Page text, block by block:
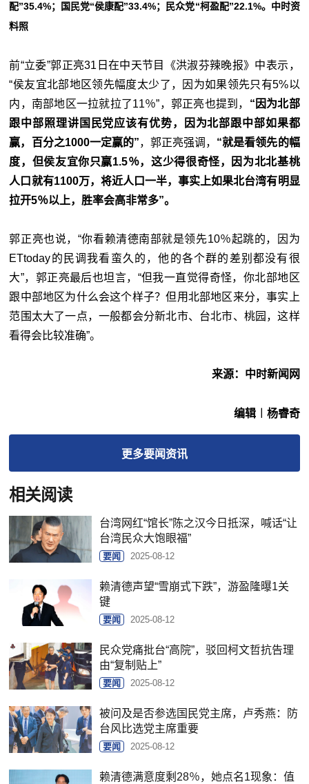
配”35.4%；国民党“侯康配”33.4%；民众党“柯盈配”22.1%。中时资
料照
前“立委”郭正亮31日在中天节目《洪淑芬辣晚报》中表示，
“侯友宜北部地区领先幅度太少了，因为如果领先只有5%以
内，南部地区一拉就拉了11％”，郭正亮也提到， “因为北部
跟中部照理讲国民党应该有优势，因为北部跟中部如果都
赢，百分之1000一定赢的”，郭正亮强调， “就是看领先的幅
度，但侯友宜你只赢1.5％，这少得很奇怪，因为北北基桃
人口就有1100万，将近人口一半，事实上如果北台湾有明显
拉开5％以上，胜率会高非常多”。
郭正亮也说，“你看赖清德南部就是领先10％起跳的，因为
ETtoday的民调我看蛮久的，他的各个群的差别都没有很
大”，郭正亮最后也坦言，“但我一直觉得奇怪，你北部地区
跟中部地区为什么会这个样子？但用北部地区来分，事实上
范围太大了一点，一般都会分新北市、台北市、桃园，这样
看得会比较准确”。
来源：中时新闻网
编辑︱杨睿奇
更多要闻资讯
相关阅读
台湾网红“馆长”陈之汉今日抵深，喊话“让
台湾民众大饱眼福”
要闻 2025-08-12
赖清德声望“雪崩式下跌”，游盈隆曝1关
键
要闻 2025-08-12
民众党痛批台“高院”，驳回柯文哲抗告理
由“复制贴上”
要闻 2025-08-12
被问及是否参选国民党主席，卢秀燕：防
台风比选党主席重要
要闻 2025-08-12
赖清德满意度剩28％，她点名1现象：值